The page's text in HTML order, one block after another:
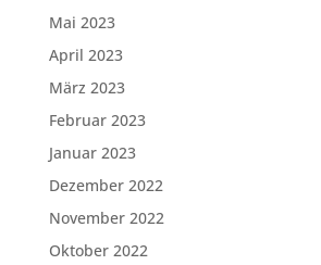
Mai 2023
April 2023
März 2023
Februar 2023
Januar 2023
Dezember 2022
November 2022
Oktober 2022